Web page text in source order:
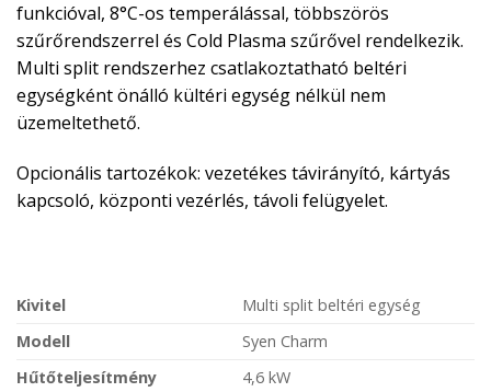
funkcióval, 8°C-os temperálással, többszörös
szűrőrendszerrel és Cold Plasma szűrővel rendelkezik.
Multi split rendszerhez csatlakoztatható beltéri
egységként önálló kültéri egység nélkül nem
üzemeltethető.
Opcionális tartozékok: vezetékes távirányító, kártyás
kapcsoló, központi vezérlés, távoli felügyelet.
Kivitel
Multi split beltéri egység
Modell
Syen Charm
Hűtőteljesítmény
4,6 kW